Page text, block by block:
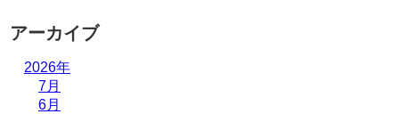
アーカイブ
2026年
7月
6月